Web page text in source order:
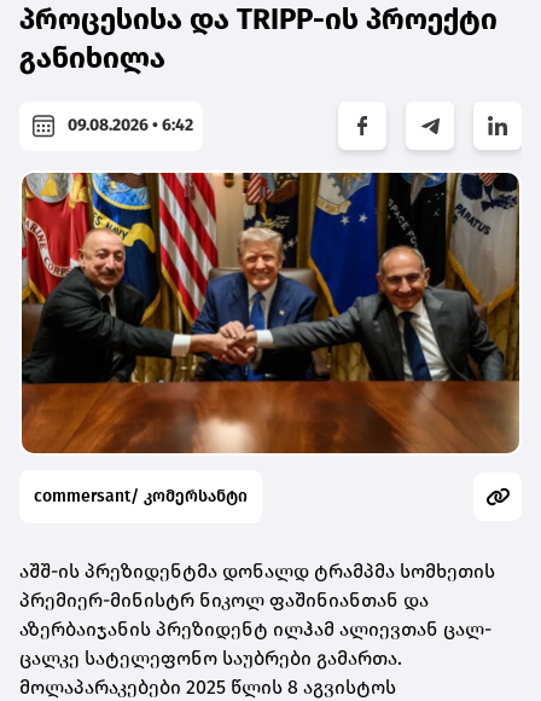
პროცესისა და TRIPP-ის პროექტი
განიხილა
09.08.2026 • 6:42
commersant/ კომერსანტი
აშშ-ის პრეზიდენტმა დონალდ ტრამპმა სომხეთის
პრემიერ-მინისტრ ნიკოლ ფაშინიანთან და
აზერბაიჯანის პრეზიდენტ ილჰამ ალიევთან ცალ-
ცალკე სატელეფონო საუბრები გამართა.
მოლაპარაკებები 2025 წლის 8 აგვისტოს